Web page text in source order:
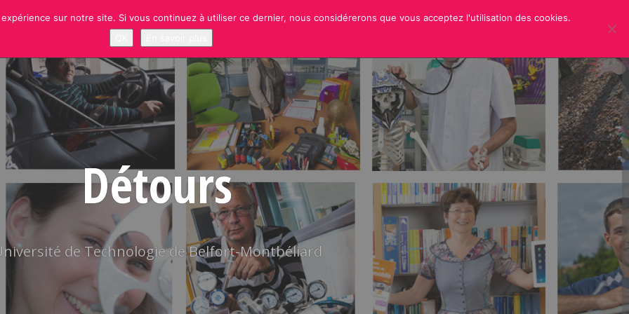
SITE OFFICIEL UTBM S’INSCRIRE À LA NEWSLETTER
Détours
de Technologie de Belfort-Montbéliard
sur notre site. Si vous continuez à utiliser ce dernier, nous considérerons que vous acceptez l'utilisation des cookies.